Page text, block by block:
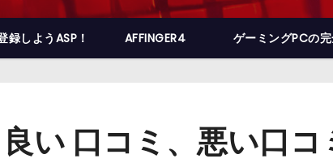
録しようASP！ AFFINGER4 ゲーミングPCの
い 口コミ、悪い口